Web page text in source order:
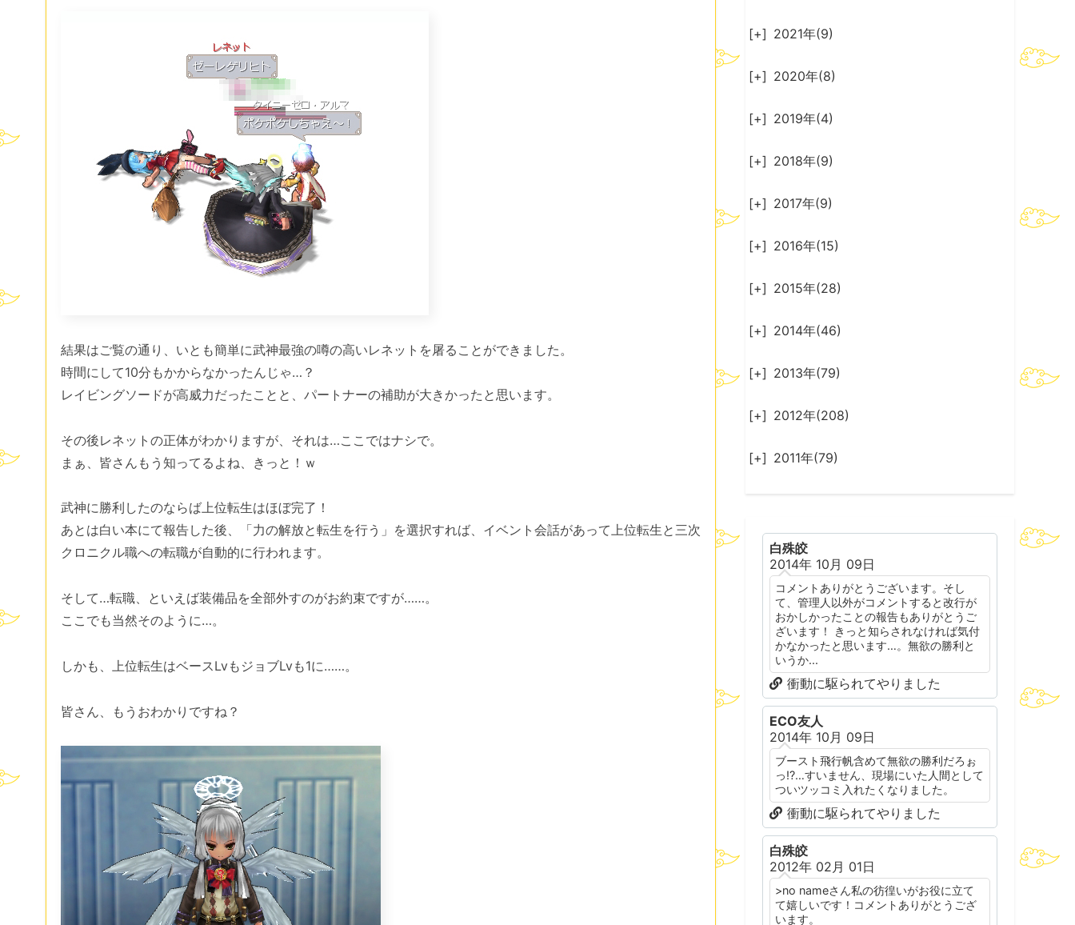
結果はご覧の通り、いとも簡単に武神最強の噂の高いレネットを屠ることができました。
時間にして10分もかからなかったんじゃ…？
レイビングソードが高威力だったことと、パートナーの補助が大きかったと思います。
その後レネットの正体がわかりますが、それは…ここではナシで。
まぁ、皆さんもう知ってるよね、きっと！ｗ
武神に勝利したのならば上位転生はほぼ完了！
あとは白い本にて報告した後、「力の解放と転生を行う」を選択すれば、イベント会話があって上位転生と三次
クロニクル職への転職が自動的に行われます。
そして…転職、といえば装備品を全部外すのがお約束ですが……。
ここでも当然そのように…。
しかも、上位転生はベースLvもジョブLvも1に……。
皆さん、もうおわかりですね？
[+] 2021年(9)
[+] 2020年(8)
[+] 2019年(4)
[+] 2018年(9)
[+] 2017年(9)
[+] 2016年(15)
[+] 2015年(28)
[+] 2014年(46)
[+] 2013年(79)
[+] 2012年(208)
[+] 2011年(79)
白殊皎
2014年 10月 09日
コメントありがとうございます。そし
て、管理人以外がコメントすると改行が
おかしかったことの報告もありがとうご
ざいます！ きっと知らされなければ気付
かなかったと思います…。無欲の勝利と
いうか...
衝動に駆られてやりました
ECO友人
2014年 10月 09日
ブースト飛行帆含めて無欲の勝利だろぉ
っ!?…すいません、現場にいた人間として
ついツッコミ入れたくなりました。
衝動に駆られてやりました
白殊皎
2012年 02月 01日
>no nameさん私の彷徨いがお役に立て
て嬉しいです！コメントありがとうござ
います。